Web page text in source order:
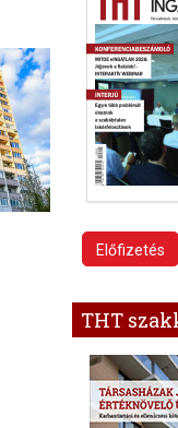
Előfizetés
THT